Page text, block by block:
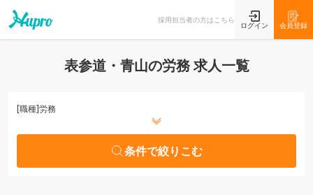
採用担当者の方はこちら
ログイン 会員登録
表参道・青山の労務 求人一覧
[職種]労務
条件で絞りこむ